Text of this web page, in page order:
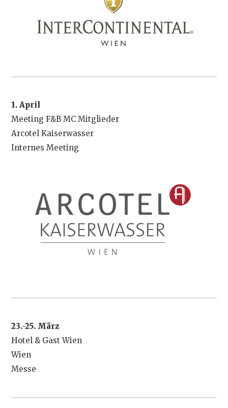
1. April
Meeting F&B MC Mitglieder
Arcotel Kaiserwasser
Internes Meeting
23.-25. März
Hotel & Gast Wien
Wien
Messe